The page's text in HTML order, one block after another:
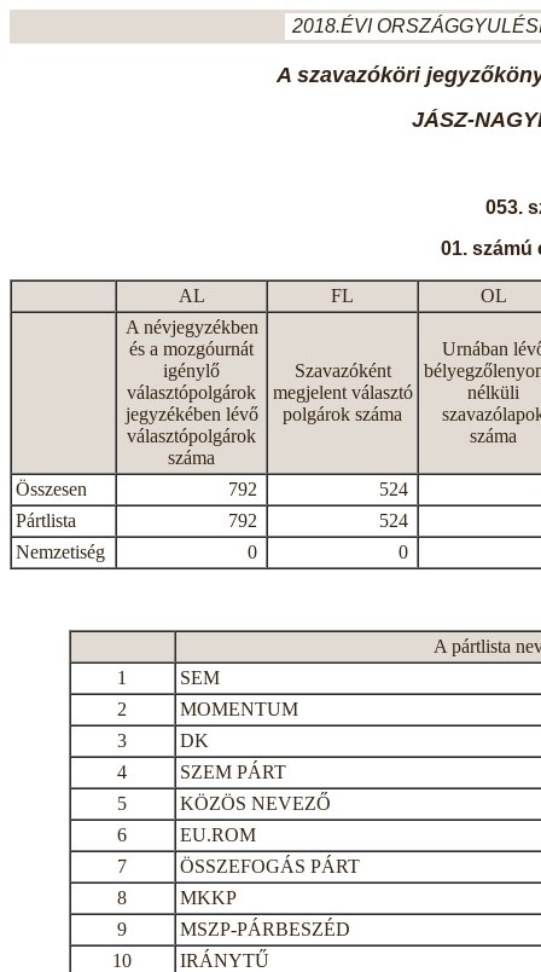
2018.ÉVI
A szavazóköri
JÁSZ-
053.
01. számú
AL FL
OL
A névjegyzékben
és a mozgóurnát
igénylő
választópolgárok
jegyzékében lévő
választópolgárok
száma
Szavazóként
megjelent választó
polgárok száma
Urnában
nélküli
száma
Összesen 792
524
Pártlista
792
524
Nemzetiség
0 0
A pártlista
1
SEM
2
MOMENTUM
3
DK
4
SZEM PÁRT
5
KÖZÖS NEVEZŐ
6
EU.ROM
7
ÖSSZEFOGÁS PÁRT
8
MKKP
9
MSZP-PÁRBESZÉD
10
IRÁNYTŰ